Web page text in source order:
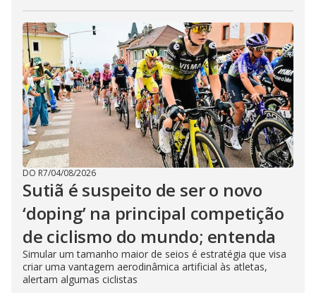
DO R7/04/08/2026
Sutiã é suspeito de ser o novo
‘doping’ na principal competição
de ciclismo do mundo; entenda
Simular um tamanho maior de seios é estratégia que visa
criar uma vantagem aerodinâmica artificial às atletas,
alertam algumas ciclistas